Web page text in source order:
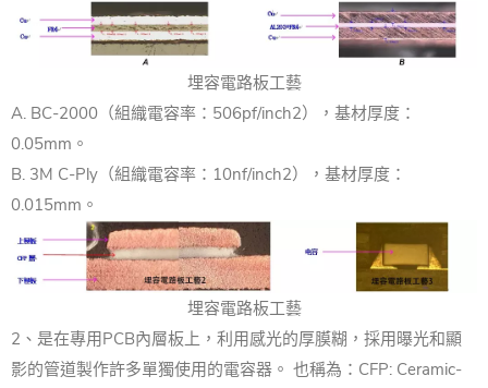
埋容電路板工藝
A. BC-2000（組織電容率：506pf/inch2），基材厚度：
0.05mm。
B. 3M C-Ply（組織電容率：10nf/inch2），基材厚度：
0.015mm。
埋容電路板工藝
2、是在專用PCB內層板上，利用感光的厚膜糊，採用曝光和顯
影的管道製作許多單獨使用的電容器。 也稱為：CFP: Ceramic-